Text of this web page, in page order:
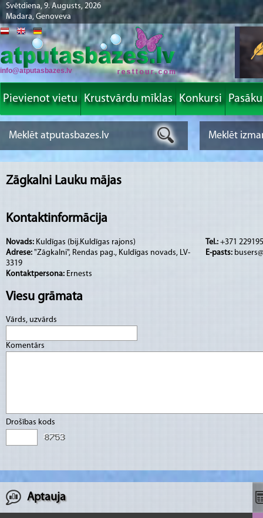
Svētdiena, 9. Augusts, 2026
Madara, Genoveva
info@atputasbazes.lv
Pievienot vietu Krustvārdu mīklas Konkursi
Zāgkalni Lauku mājas
Kontaktinformācija
Novads: Kuldīgas (bij.Kuldīgas rajons)
Adrese: "Zāgkalni", Rendas pag., Kuldīgas novads, LV-
3319
Kontaktpersona: Ernests
Tel.: +371
E-pasts:
Viesu grāmata
Vārds, uzvārds
Komentārs
Drošības kods
Aptauja